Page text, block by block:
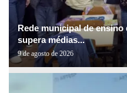
Rede municipal de ensino
supera médias...
9 de agosto de 2026